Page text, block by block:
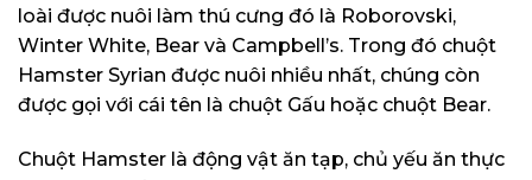
loài được nuôi làm thú cưng đó là Roborovski,
Winter White, Bear và Campbell’s. Trong đó chuột
Hamster Syrian được nuôi nhiều nhất, chúng còn
được gọi với cái tên là chuột Gấu hoặc chuột Bear.
Chuột Hamster là động vật ăn tạp, chủ yếu ăn thực